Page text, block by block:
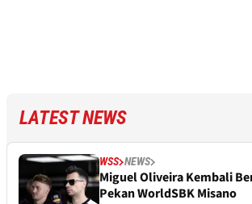
LATEST NEWS
WSS NEWS
Miguel Oliveira Kembali
Pekan WorldSBK Misano